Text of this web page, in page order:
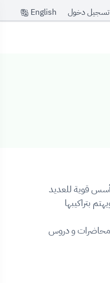
تسجيل دخول English
أسس قوية للعديد
بتراكيبها
محاضرات و دروس